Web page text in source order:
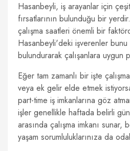
Hasanbeyli, iş arayanlar için
fırsatlarının bulunduğu bir
çalışma saatleri önemli bir
Hasanbeyli'deki işverenler
bulundurarak çalışanlara uygun
Eğer tam zamanlı bir işte
veya ek gelir elde etmek
part-time iş imkanlarına göz
işler genellikle haftada belirli
arasında çalışma imkanı
yaşam sorumluluklarınıza da